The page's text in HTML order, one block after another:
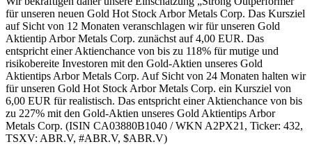
für unseren neuen Gold Hot Stock Arbor Metals Corp. Das Kursziel
auf Sicht von 12 Monaten veranschlagen wir für unseren Gold
Aktientip Arbor Metals Corp. zunächst auf 4,00 EUR. Das
entspricht einer Aktienchance von bis zu 118% für mutige und
risikobereite Investoren mit den Gold-Aktien unseres Gold
Aktientips Arbor Metals Corp. Auf Sicht von 24 Monaten halten wir
für unseren Gold Hot Stock Arbor Metals Corp. ein Kursziel von
6,00 EUR für realistisch. Das entspricht einer Aktienchance von bis
zu 227% mit den Gold-Aktien unseres Gold Aktientips Arbor
Metals Corp. (ISIN CA03880B1040 / WKN A2PX21, Ticker: 432,
TSXV: ABR.V, #ABR.V, $ABR.V)